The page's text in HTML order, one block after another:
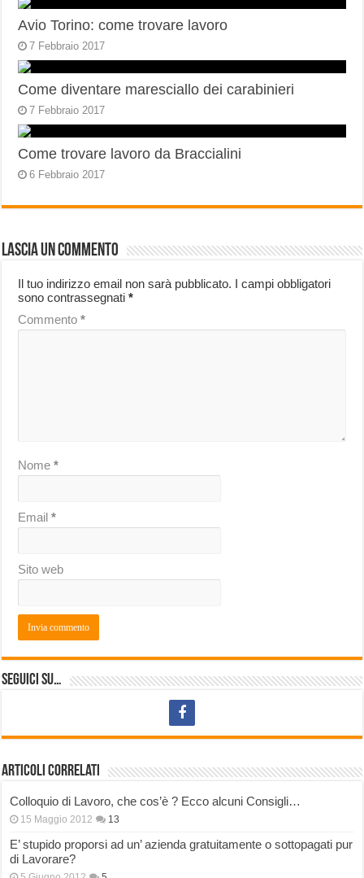
Avio Torino: come trovare lavoro
7 Febbraio 2017
Come diventare maresciallo dei carabinieri
7 Febbraio 2017
Come trovare lavoro da Braccialini
6 Febbraio 2017
Lascia un commento
Il tuo indirizzo email non sarà pubblicato. I campi obbligatori
sono contrassegnati*
Commento*
Nome*
Email*
Sito web
Seguici su…
Articoli correlati
Colloquio di Lavoro, che cos’è ? Ecco alcuni Consigli…
15 Maggio 2012 13
E’ stupido proporsi ad un’ azienda gratuitamente o sottopagati pur
di Lavorare?